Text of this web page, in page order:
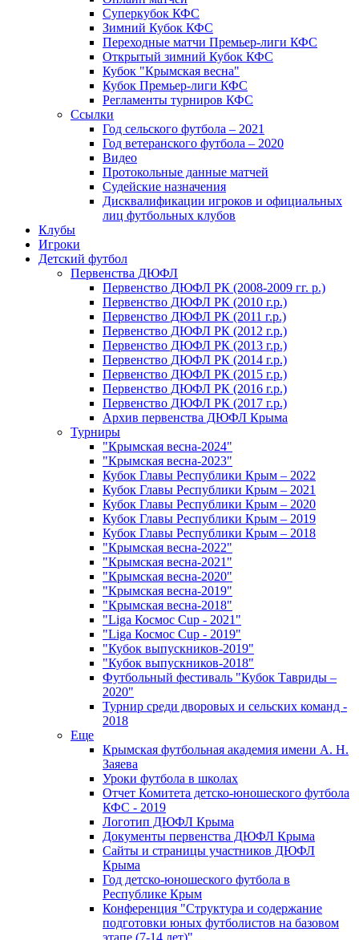
Суперкубок КФС
Зимний Кубок КФС
Переходные матчи Премьер-лиги КФС
Открытый зимний Кубок КФС
Кубок "Крымская весна"
Кубок Премьер-лиги КФС
Регламенты турниров КФС
Ссылки
Год сельского футбола – 2021
Год ветеранского футбола – 2020
Видео
Протокольные данные матчей
Судейские назначения
Дисквалификации игроков и официальных
лиц футбольных клубов
Клубы
Игроки
Детский футбол
Первенства ДЮФЛ
Первенство ДЮФЛ РК (2008-2009 гг. р.)
Первенство ДЮФЛ РК (2010 г.р.)
Первенство ДЮФЛ РК (2011 г.р.)
Первенство ДЮФЛ РК (2012 г.р.)
Первенство ДЮФЛ РК (2013 г.р.)
Первенство ДЮФЛ РК (2014 г.р.)
Первенство ДЮФЛ РК (2015 г.р.)
Первенство ДЮФЛ РК (2016 г.р.)
Первенство ДЮФЛ РК (2017 г.р.)
Архив первенства ДЮФЛ Крыма
Турниры
"Крымская весна-2024"
"Крымская весна-2023"
Кубок Главы Республики Крым – 2022
Кубок Главы Республики Крым – 2021
Кубок Главы Республики Крым – 2020
Кубок Главы Республики Крым – 2019
Кубок Главы Республики Крым – 2018
"Крымская весна-2022"
"Крымская весна-2021"
"Крымская весна-2020"
"Крымская весна-2019"
"Крымская весна-2018"
"Liga Космос Cup - 2021"
"Liga Космос Cup - 2019"
"Кубок выпускников-2019"
"Кубок выпускников-2018"
Футбольный фестиваль "Кубок Тавриды –
2020"
Турнир среди дворовых и сельских команд -
2018
Еще
Крымская футбольная академия имени А. Н.
Заяева
Уроки футбола в школах
Отчет Комитета детско-юношеского футбола
КФС - 2019
Логотип ДЮФЛ Крыма
Документы первенства ДЮФЛ Крыма
Сайты и страницы участников ДЮФЛ
Крыма
Год детско-юношеского футбола в
Республике Крым
Конференция "Структура и содержание
подготовки юных футболистов на базовом
этапе (7-14 лет)"